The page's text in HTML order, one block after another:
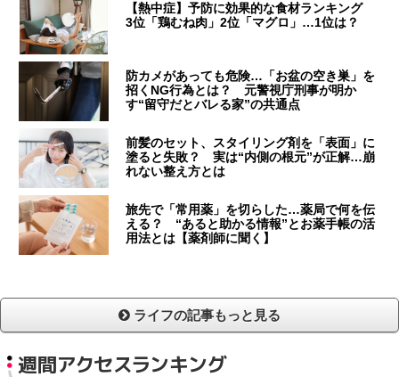
【熱中症】予防に効果的な食材ランキング
3位「鶏むね肉」2位「マグロ」…1位は？
防カメがあっても危険…「お盆の空き巣」を
招くNG行為とは？ 元警視庁刑事が明か
す“留守だとバレる家”の共通点
前髪のセット、スタイリング剤を「表面」に
塗ると失敗？ 実は“内側の根元”が正解…崩
れない整え方とは
旅先で「常用薬」を切らした…薬局で何を伝
える？ “あると助かる情報”とお薬手帳の活
用法とは【薬剤師に聞く】
ライフの記事もっと見る
週間アクセスランキング